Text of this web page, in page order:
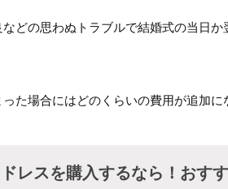
どの思わぬトラブルで結婚式の当日
た場合にはどのくらいの費用が追加に
レスを購入するなら！おす